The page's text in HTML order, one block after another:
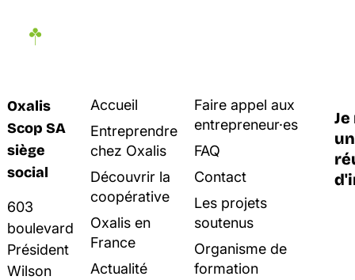
Oxalis
Scop SA
siège
social
603
boulevard
Président
Wilson
Accueil
Entreprendre
chez Oxalis
Découvrir la
coopérative
Oxalis en
France
Actualité
Faire appel aux
entrepreneur·es
FAQ
Contact
Les projets
soutenus
Organisme de
formation
Je